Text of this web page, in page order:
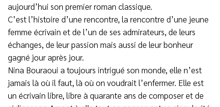
aujourd’hui son premier roman classique.
C’est l’histoire d’une rencontre, la rencontre d’une jeune
femme écrivain et de l’un de ses admirateurs, de leurs
échanges, de leur passion mais aussi de leur bonheur
gagné jour après jour.
Nina Bouraoui a toujours intrigué son monde, elle n’est
jamais là où il faut, là où on voudrait l’enfermer. Elle est
un écrivain libre, libre à quarante ans de composer et de